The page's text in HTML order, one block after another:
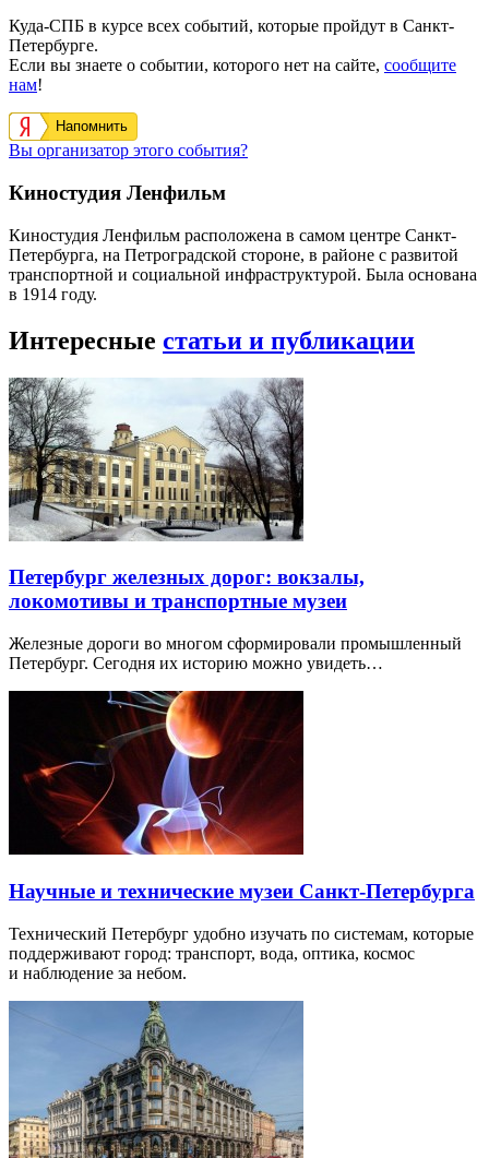
Куда-СПБ в курсе всех событий, которые пройдут в Санкт-
Петербурге.
Если вы знаете о событии, которого нет на сайте, сообщите
нам!
Напомнить
Вы организатор этого события?
Киностудия Ленфильм
Киностудия Ленфильм расположена в самом центре Санкт-
Петербурга, на Петроградской стороне, в районе с развитой
транспортной и социальной инфраструктурой. Была основана
в 1914 году.
Интересные статьи и публикации
Петербург железных дорог: вокзалы,
локомотивы и транспортные музеи
Железные дороги во многом сформировали промышленный
Петербург. Сегодня их историю можно увидеть…
Научные и технические музеи Санкт-Петербурга
Технический Петербург удобно изучать по системам, которые
поддерживают город: транспорт, вода, оптика, космос
и наблюдение за небом.